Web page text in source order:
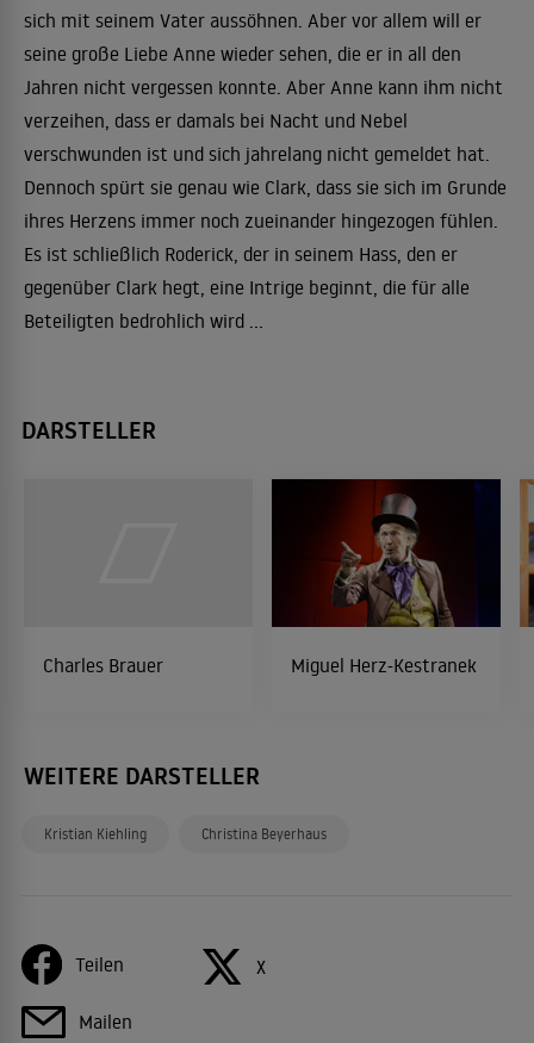
sich mit seinem Vater aussöhnen. Aber vor allem will er
seine große Liebe Anne wieder sehen, die er in all den
Jahren nicht vergessen konnte. Aber Anne kann ihm nicht
verzeihen, dass er damals bei Nacht und Nebel
verschwunden ist und sich jahrelang nicht gemeldet hat.
Dennoch spürt sie genau wie Clark, dass sie sich im Grunde
ihres Herzens immer noch zueinander hingezogen fühlen.
Es ist schließlich Roderick, der in seinem Hass, den er
gegenüber Clark hegt, eine Intrige beginnt, die für alle
Beteiligten bedrohlich wird ...
DARSTELLER
Charles Brauer Miguel Herz-Kestranek
WEITERE DARSTELLER
Kristian Kiehling Christina Beyerhaus
Teilen X
Mailen